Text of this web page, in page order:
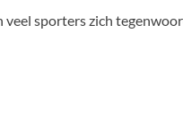
sporters zich